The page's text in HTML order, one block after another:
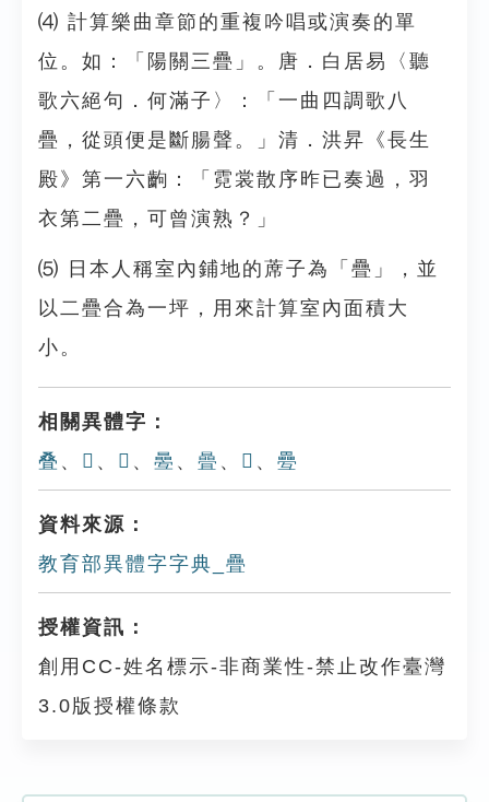
⑷ 計算樂曲章節的重複吟唱或演奏的單
位。如：「陽關三疊」。唐．白居易〈聽
歌六絕句．何滿子〉：「一曲四調歌八
疊，從頭便是斷腸聲。」清．洪昇《長生
殿》第一六齣：「霓裳散序昨已奏過，羽
衣第二疊，可曾演熟？」
⑸ 日本人稱室內鋪地的蓆子為「疊」，並
以二疊合為一坪，用來計算室內面積大
小。
相關異體字：
叠 、 𣆹 、 𣈍 、 㬪 、 曡 、 𤴁 、 疉
資料來源：
教育部異體字字典_疊
授權資訊：
創用CC-姓名標示-非商業性-禁止改作臺灣
3.0版授權條款